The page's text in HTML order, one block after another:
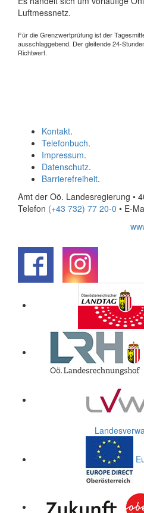
Luftmessnetz.
Für die Grenzwertprüfung ist der
ausschlaggebend. Der gleitende 24-
Richtwert.
Kontakt.
Telefonbuch.
Impressum.
Datenschutz.
Barrierefreiheit.
Amt der Oö. Landesregierung •
Telefon (+43 732) 77 20-0 • E-